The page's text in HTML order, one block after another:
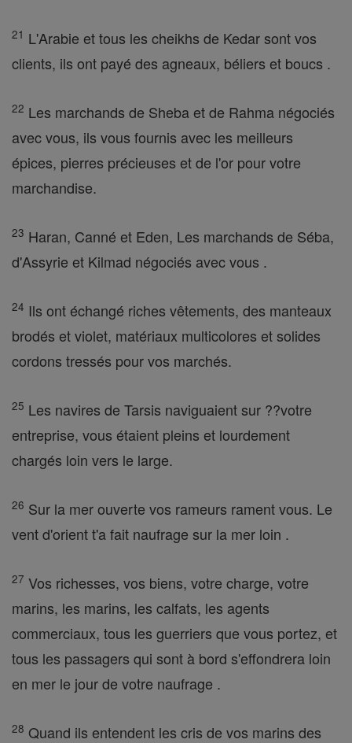
21 L'Arabie et tous les cheikhs de Kedar sont vos
clients, ils ont payé des agneaux, béliers et boucs .
22 Les marchands de Sheba et de Rahma négociés
avec vous, ils vous fournis avec les meilleurs
épices, pierres précieuses et de l'or pour votre
marchandise.
23 Haran, Canné et Eden, Les marchands de Séba,
d'Assyrie et Kilmad négociés avec vous .
24 Ils ont échangé riches vêtements, des manteaux
brodés et violet, matériaux multicolores et solides
cordons tressés pour vos marchés.
25 Les navires de Tarsis naviguaient sur ??votre
entreprise, vous étaient pleins et lourdement
chargés loin vers le large.
26 Sur la mer ouverte vos rameurs rament vous. Le
vent d'orient t'a fait naufrage sur la mer loin .
27 Vos richesses, vos biens, votre charge, votre
marins, les marins, les calfats, les agents
commerciaux, tous les guerriers que vous portez, et
tous les passagers qui sont à bord s'effondrera loin
en mer le jour de votre naufrage .
28 Quand ils entendent les cris de vos marins des